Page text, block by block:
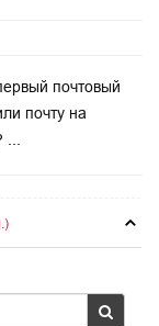
почтовый
почту на
...